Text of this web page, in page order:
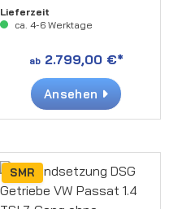
(generalüberholt)
Lieferzeit
ca. 4-6 Werktage
ab2.799,00 €*
Ansehen
SMR